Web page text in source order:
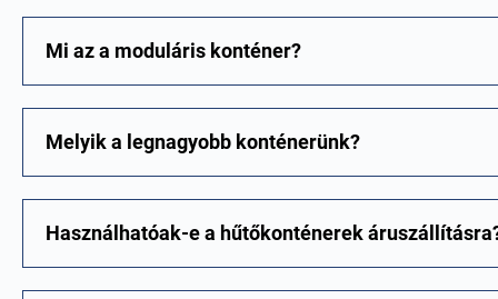
Mi az a moduláris konténer?
Melyik a legnagyobb konténerünk?
Használhatóak-e a hűtőkonténerek